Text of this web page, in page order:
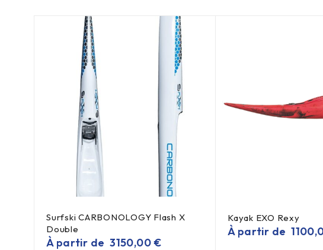
Surfski CARBONOLOGY Flash X
Double
À partir de3150,00€
Kayak EXO Rexy
À partir de